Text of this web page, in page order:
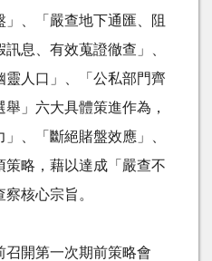
、「嚴查地下通匯、阻
息、有效蒐證徹查」、
靈人口」、「公私部門齊
」六大具體策進作為，
、「斷絕賭盤效應」、
策略，藉以達成「嚴查不
核心宗旨。
開第一次期前策略會